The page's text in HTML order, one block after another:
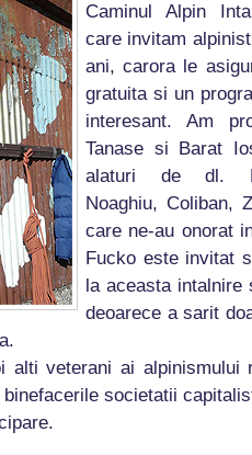
Caminul Alpin
care invitam
ani, carora le
gratuita si un
interesant. Am
Tanase si Barat
alaturi de dl.
Noaghiu, Coliban,
care ne-au onorat
Fucko este invitat
la aceasta intalnire
deoarece a sarit
veterani ai alpinismului
societatii